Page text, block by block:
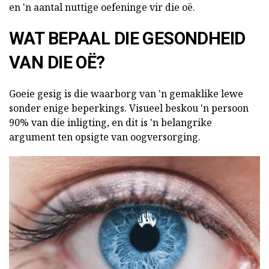
en 'n aantal nuttige oefeninge vir die oë.
WAT BEPAAL DIE GESONDHEID
VAN DIE OË?
Goeie gesig is die waarborg van 'n gemaklike lewe
sonder enige beperkings. Visueel beskou 'n persoon
90% van die inligting, en dit is 'n belangrike
argument ten opsigte van oogversorging.